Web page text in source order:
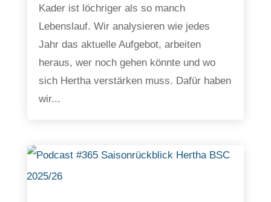
Kader ist löchriger als so manch
Lebenslauf. Wir analysieren wie jedes
Jahr das aktuelle Aufgebot, arbeiten
heraus, wer noch gehen könnte und wo
sich Hertha verstärken muss. Dafür haben
wir...